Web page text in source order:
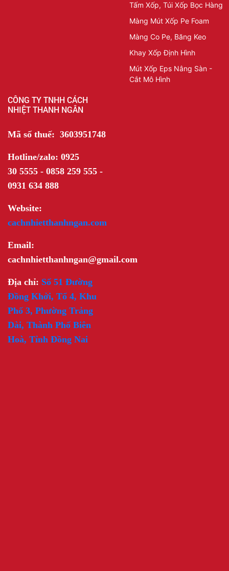
Tấm Xốp, Túi Xốp Bọc Hàng
Màng Mút Xốp Pe Foam
Màng Co Pe, Băng Keo
Khay Xốp Định Hình
Mút Xốp Eps Nâng Sàn -
Cắt Mô Hình
CÔNG TY TNHH CÁCH
NHIỆT THANH NGÂN
Mã số thuế: 3603951748
Hotline/zalo: 0925
30 5555 - 0858 259 555 -
0931 634 888
Website:
cachnhietthanhngan.com
Email:
cachnhietthanhngan@gmail.com
Địa chỉ: Số 51 Đường
Đồng Khởi, Tổ 4, Khu
Phố 3, Phường Trảng
Dài, Thành Phố Biên
Hoà, Tỉnh Đồng Nai